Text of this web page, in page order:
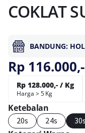
COKLAT
BANDUNG:
Rp 116.000,-
Rp 128.000,- / Kg
Harga > 5 Kg
Ketebalan
20s 24s 30s